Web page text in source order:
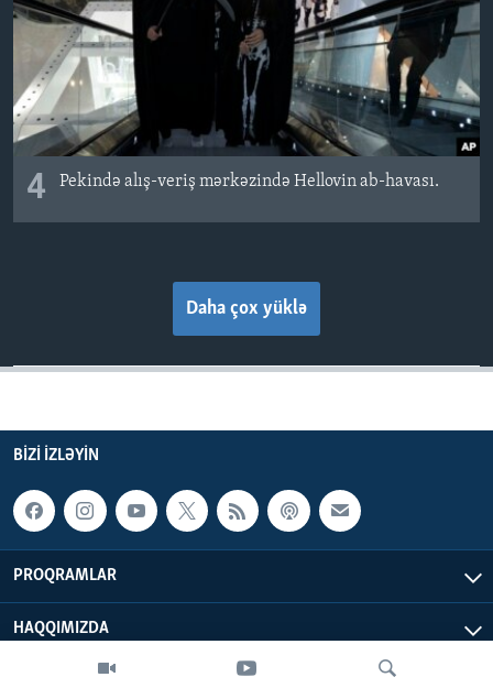
4 Pekində alış-veriş mərkəzində Hellovin ab-havası.
Daha çox yüklə
BIZI IZLƏYIN
PROQRAMLAR
HAQQIMIZDA